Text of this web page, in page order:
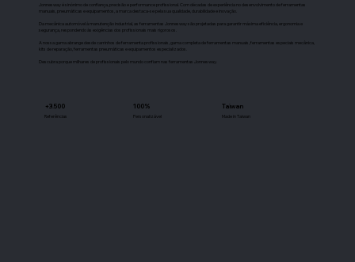
Jonnesway é sinónimo de confiança, precisão e performance profissional. Com décadas de experiência no desenvolvimento de ferramentas
manuais, pneumáticas e equipamentos, a marca destaca‑se pela sua qualidade, durabilidade e inovação.
Da mecânica automóvel à manutenção industrial, as ferramentas Jonnesway são projetadas para garantir máxima eficiência, ergonomia e
segurança, respondendo às exigências dos profissionais mais rigorosos.
A nossa gama abrange desde carrinhos de ferramenta profissionais, gama completa de ferramentas manuais, ferramentas especiais mecânica,
kits de reparação, ferramentas pneumáticas e equipamentos especializados.
Descubra porque milhares de profissionais pelo mundo confiam nas ferramentas Jonnesway.
+3.500
Referências
100%
Personalizável
Taiwan
Made in Taiwan